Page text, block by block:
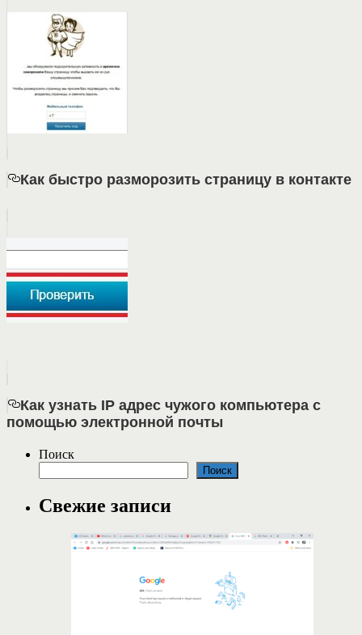
Как быстро разморозить страницу в контакте
Как узнать IP адрес чужого компьютера с
помощью электронной почты
Поиск
Поиск
Свежие записи